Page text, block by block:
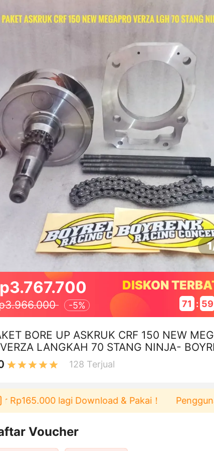
1
-5%
DISKON
71 : 59
BORE UP ASKRUK CRF 150 NEW
LANGKAH 70 STANG NINJA-
128 Terjual
lagi Download & Pakai！ Pengguna
Voucher